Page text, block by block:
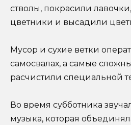
стволы, покрасили
цветники и высадили
Мусор и сухие ветки
самосвалах, а самые
расчистили специальной
Во время субботника
музыка, которая